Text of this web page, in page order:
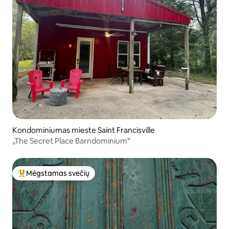
Kondominiumas mieste Saint Francisville
„The Secret Place Barndominium“
Svečių mėgstamiausias
Mėgstamas svečių